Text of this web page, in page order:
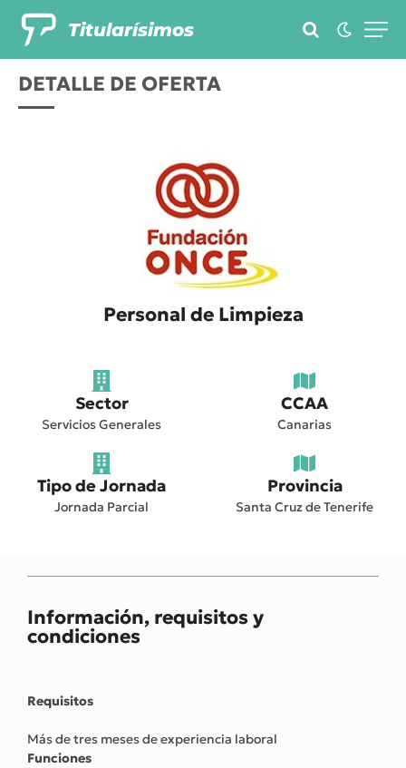
Titularísimos
DETALLE DE OFERTA
Personal de Limpieza
Sector
Servicios Generales
Tipo de Jornada
Jornada Parcial
CCAA
Canarias
Provincia
Santa Cruz de Tenerife
Información, requisitos y
condiciones
Requisitos
Más de tres meses de experiencia laboral
Funciones